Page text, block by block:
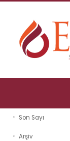
Son Sayı
Arşiv